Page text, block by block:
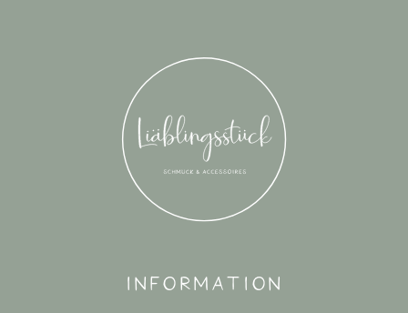
Information